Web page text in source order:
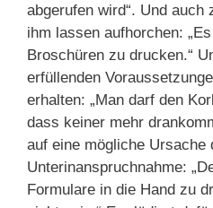
abgerufen wird“. Und
ihm lassen aufhorchen:
Broschüren zu drucken.“
erfüllenden
erhalten: „Man darf den
dass keiner mehr
auf eine mögliche Ursache
Unterinanspruchnahme:
Formulare in die Hand zu